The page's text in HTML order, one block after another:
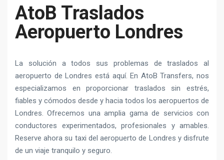
AtoB Traslados
Aeropuerto Londres
La solución a todos sus problemas de traslados al
aeropuerto de Londres está aquí. En AtoB Transfers, nos
especializamos en proporcionar traslados sin estrés,
fiables y cómodos desde y hacia todos los aeropuertos de
Londres. Ofrecemos una amplia gama de servicios con
conductores experimentados, profesionales y amables.
Reserve ahora su taxi del aeropuerto de Londres y disfrute
de un viaje tranquilo y seguro.